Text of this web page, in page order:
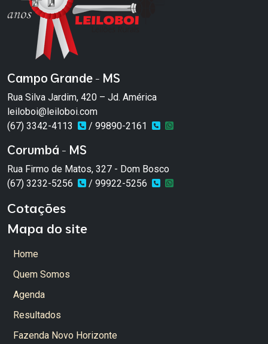
Campo Grande - MS
Rua Silva Jardim, 420 – Jd. América
leiloboi@leiloboi.com
(67) 3342-4113
/ 99890-2161
Corumbá - MS
Rua Firmo de Matos, 327 - Dom Bosco
(67) 3232-5256
/ 99922-5256
Cotações
Mapa do site
Home
Quem Somos
Agenda
Resultados
Fazenda Novo Horizonte